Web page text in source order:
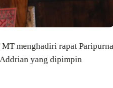
menghadiri rapat Paripurna
yang dipimpin